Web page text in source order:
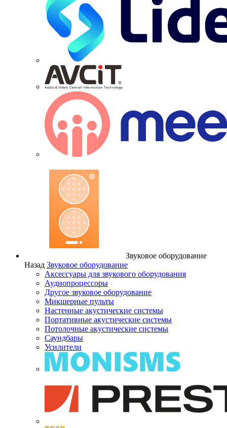
Звуковое оборудование
Назад Звуковое оборудование
Аксессуары для звукового оборудования
Аудиопроцессоры
Другое звуковое оборудование
Микшерные пульты
Настенные акустические системы
Портативные акустические системы
Потолочные акустические системы
Саундбары
Усилители